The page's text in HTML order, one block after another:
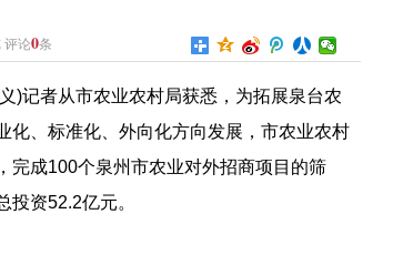
评论0条
)记者从市农业农村局获悉，为拓展泉台农
化、标准化、外向化方向发展，市农业农村
完成100个泉州市农业对外招商项目的筛
资52.2亿元。